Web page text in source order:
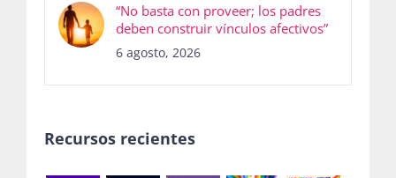
“No basta con proveer; los padres
deben construir vínculos afectivos”
6 agosto, 2026
Recursos recientes